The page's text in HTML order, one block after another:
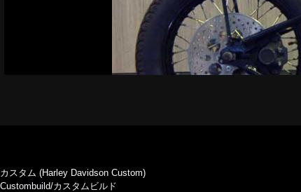
カスタム (Harley Davidson Custom)
Custombuild/カスタムビルド